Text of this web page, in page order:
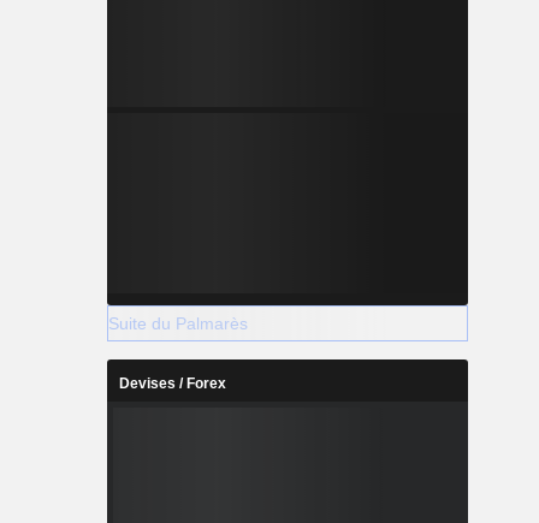
Suite du Palmarès
Devises / Forex